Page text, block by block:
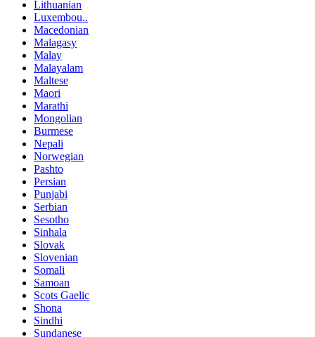
Lithuanian
Luxembou..
Macedonian
Malagasy
Malay
Malayalam
Maltese
Maori
Marathi
Mongolian
Burmese
Nepali
Norwegian
Pashto
Persian
Punjabi
Serbian
Sesotho
Sinhala
Slovak
Slovenian
Somali
Samoan
Scots Gaelic
Shona
Sindhi
Sundanese